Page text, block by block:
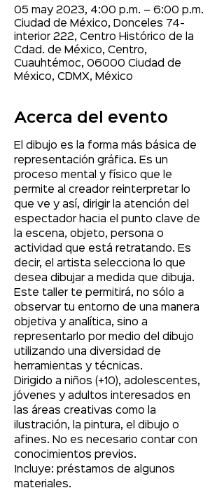
05 may 2023, 4:00 p.m. – 6:00 p.m.
Ciudad de México, Donceles 74-
interior 222, Centro Histórico de la
Cdad. de México, Centro,
Cuauhtémoc, 06000 Ciudad de
México, CDMX, México
Acerca del evento
El dibujo es la forma más básica de
representación gráfica. Es un
proceso mental y físico que le
permite al creador reinterpretar lo
que ve y así, dirigir la atención del
espectador hacia el punto clave de
la escena, objeto, persona o
actividad que está retratando. Es
decir, el artista selecciona lo que
desea dibujar a medida que dibuja.
Este taller te permitirá, no sólo a
observar tu entorno de una manera
objetiva y analítica, sino a
representarlo por medio del dibujo
utilizando una diversidad de
herramientas y técnicas.
Dirigido a niños (+10), adolescentes,
jóvenes y adultos interesados en
las áreas creativas como la
ilustración, la pintura, el dibujo o
afines. No es necesario contar con
conocimientos previos.
Incluye: préstamos de algunos
materiales.